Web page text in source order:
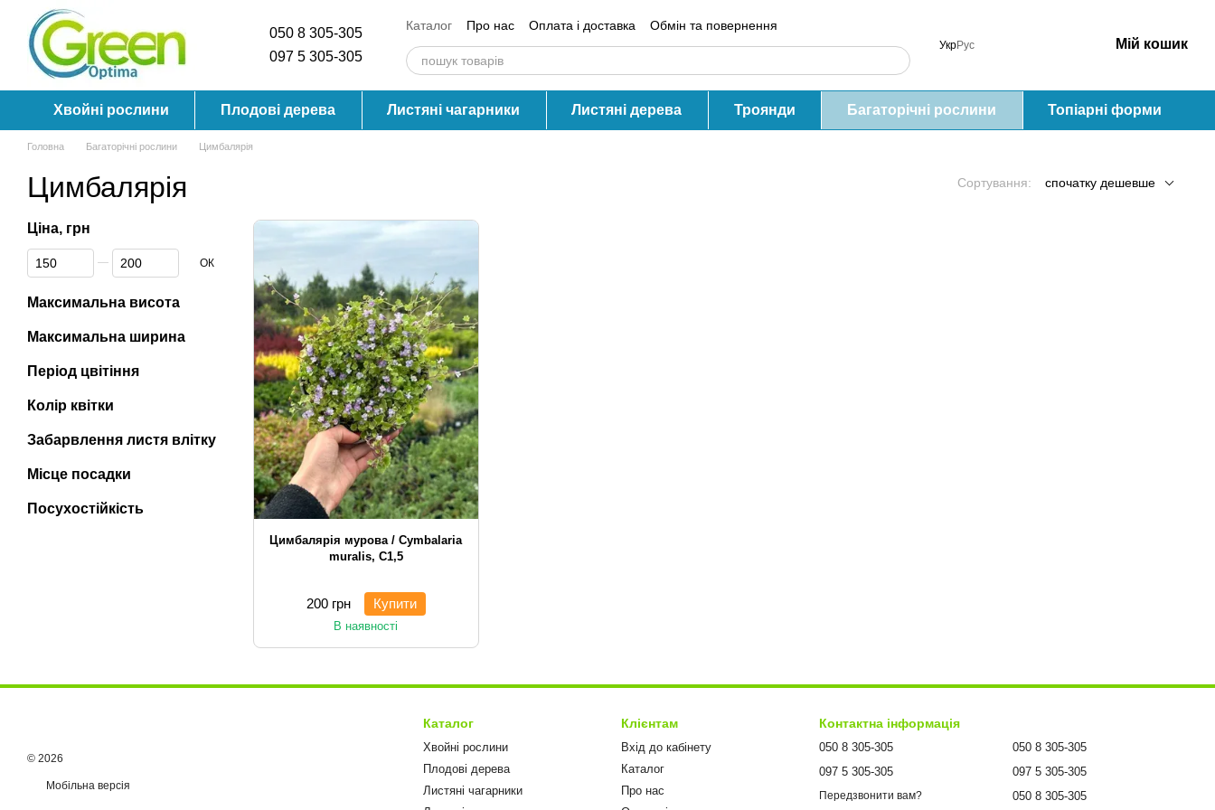
Перейти до основного контенту
050 8 305-305
097 5 305-305
Каталог Про нас Оплата і доставка
Обмін та повернення
Контактна інформація
Блог Відгуки про магазин УкрРус Мій кошик
Хвойні рослини Плодові дерева Листяні чагарники Листяні дерева Троянди Багаторічні рослини Топіарні форми
Головна Багаторічні рослини Цимбалярія
Цимбалярія Сортування: спочатку дешевше
Цимбалярія мурова / Cymbalaria
muralis, С1,5
200 грн Купити
В наявності
Ціна, грн
Від Ціна, грн
До Ціна, грн ОК
Максимальна висота
Максимальна ширина
Період цвітіння
Колір квітки
Забарвлення листя влітку
Місце посадки
Посухостійкість
© 2026
Мобільна версія
Каталог
Хвойні рослини
Плодові дерева
Листяні чагарники
Клієнтам
Вхід до кабінету
Каталог
Про нас
Контактна інформація
050 8 305-305
097 5 305-305
Передзвонити вам?
050 8 305-305
097 5 305-305
050 8 305-305